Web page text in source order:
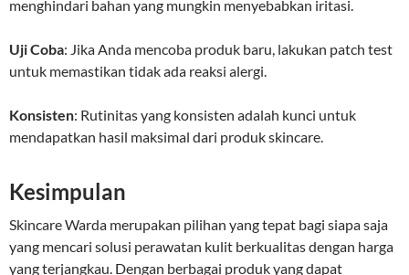
menghindari bahan yang mungkin menyebabkan iritasi.
Uji Coba: Jika Anda mencoba produk baru, lakukan patch test
untuk memastikan tidak ada reaksi alergi.
Konsisten: Rutinitas yang konsisten adalah kunci untuk
mendapatkan hasil maksimal dari produk skincare.
Kesimpulan
Skincare Warda merupakan pilihan yang tepat bagi siapa saja
yang mencari solusi perawatan kulit berkualitas dengan harga
yang terjangkau. Dengan berbagai produk yang dapat